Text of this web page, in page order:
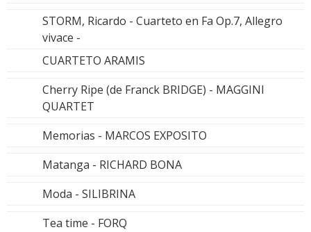
STORM, Ricardo - Cuarteto en Fa Op.7, Allegro
vivace -
CUARTETO ARAMIS
Cherry Ripe (de Franck BRIDGE) - MAGGINI
QUARTET
Memorias - MARCOS EXPOSITO
Matanga - RICHARD BONA
Moda - SILIBRINA
Tea time - FORQ